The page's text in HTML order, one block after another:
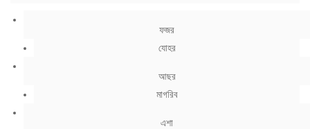
ফজর
যোহর
আছর
মাগরিব
এশা